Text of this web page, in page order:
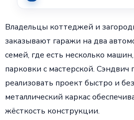
Владельцы коттеджей и
заказывают гаражи на два
семей, где есть несколько
парковки с мастерской. Сэндвич
реализовать проект быстро и
металлический каркас
жёсткость конструкции.